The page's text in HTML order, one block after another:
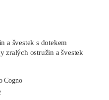
a švestek s dotekem
zralých ostružin a švestek
Cogno